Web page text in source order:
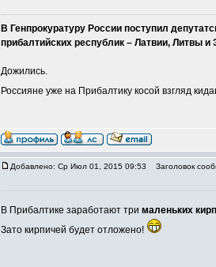
В Генпрокуратуру России поступил
прибалтийских республик – Латвии, Литвы и
Дожились.
Россияне уже на Прибалтику косой взгляд
Добавлено: Ср Июл 01, 2015 09:53 Заголовок
В Прибалтике заработают три маленьких
Зато кирпичей будет отложено!